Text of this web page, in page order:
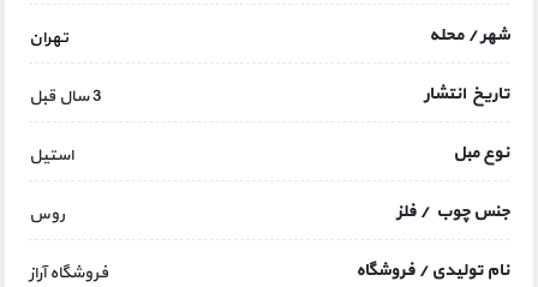
شهر / محله تهران
تاریخ انتشار 3 سال قبل
نوع مبل استیل
جنس چوب / فلز روس
نام تولیدی / فروشگاه فروشگاه آراز